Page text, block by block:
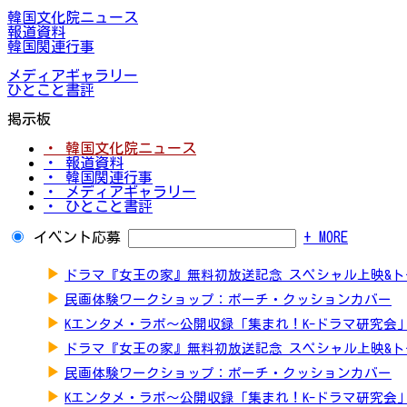
韓国文化院ニュース
報道資料
韓国関連行事
メディアギャラリー
ひとこと書評
掲示板
・ 韓国文化院ニュース
・ 報道資料
・ 韓国関連行事
・ メディアギャラリー
・ ひとこと書評
イベント応募 + MORE
▶ ドラマ『女王の家』無料初放送記念 スペシャル上映&
▶ 民画体験ワークショップ：ポーチ・クッションカバー
▶ Kエンタメ・ラボ～公開収録「集まれ！K-ドラマ研究会」
▶ ドラマ『女王の家』無料初放送記念 スペシャル上映&
▶ 民画体験ワークショップ：ポーチ・クッションカバー
▶ Kエンタメ・ラボ～公開収録「集まれ！K-ドラマ研究会」